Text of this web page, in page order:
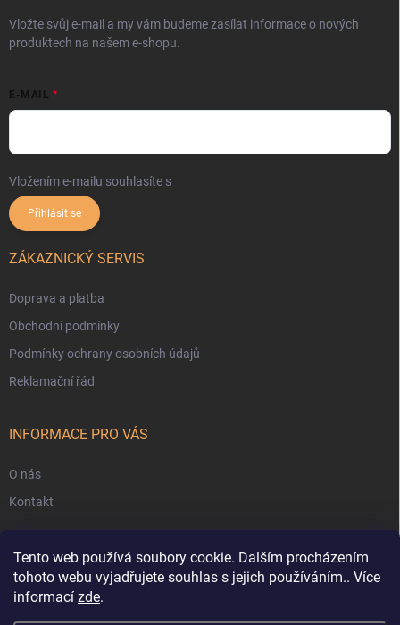
Tento web používá soubory cookie. Dalším procházením
tohoto webu vyjadřujete souhlas s jejich používáním.. Více
informací zde.
Vložte svůj e-mail a my vám budeme zasílat informace o nových
produktech na našem e-shopu.
E-MAIL
Vložením e-mailu souhlasíte s
Přihlásit se
ZÁKAZNICKÝ SERVIS
Doprava a platba
Obchodní podmínky
Podmínky ochrany osobních údajů
Reklamační řád
INFORMACE PRO VÁS
O nás
Kontakt